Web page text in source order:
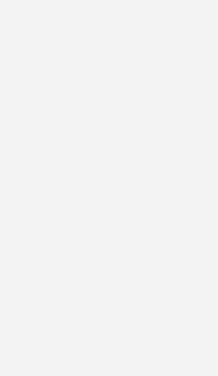
Produktion hochwertiger
Minimierung von
Umweltbelastung zu ermöglichen.
Nachfrage nach
gemeinsam mit Bosch vier
GLM 80 Professional für die Baustelle. Die 2-
Funktionen von Entfernungs- und
Gerät und wird durch Einklicken in die dafür
R 60 Professional zur